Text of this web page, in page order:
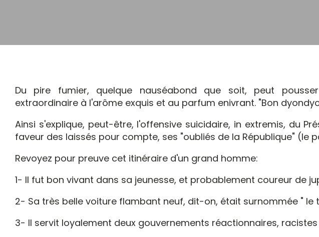
Du pire fumier, quelque nauséabond que soit, peut
extraordinaire à l'arôme exquis et au parfum enivrant. "Bon
Ainsi s'explique, peut-être, l'offensive suicidaire, in extremis, du
faveur des laissés pour compte, ses "oubliés de la République" (le
Revoyez pour preuve cet itinéraire d'un grand homme:
1- Il fut bon vivant dans sa jeunesse, et probablement coureur de
2- Sa très belle voiture flambant neuf, dit-on, était surnommée " le
3- Il servit loyalement deux gouvernements réactionnaires, racistes